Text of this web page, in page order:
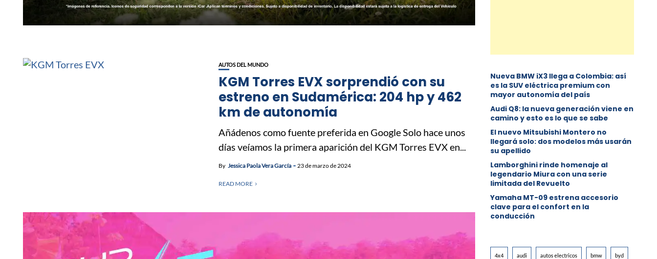
AUTOS DEL MUNDO
KGM Torres EVX sorprendió con su
estreno en Sudamérica: 204 hp y 462
km de autonomía
Añádenos como fuente preferida en Google Solo hace unos
días veíamos la primera aparición del KGM Torres EVX en...
By Jessica Paola Vera García 23 de marzo de 2024
READ MORE
Nueva BMW iX3 llega a Colombia: así
es la SUV eléctrica premium con
mayor autonomía del país
Audi Q8: la nueva generación viene en
camino y esto es lo que se sabe
⁠El nuevo Mitsubishi Montero no
llegará solo: dos modelos más usarán
su apellido
Lamborghini rinde homenaje al
legendario Miura con una serie
limitada del Revuelto
Yamaha MT-09 estrena accesorio
clave para el confort en la
conducción
4x4 audi autos electricos bmw byd